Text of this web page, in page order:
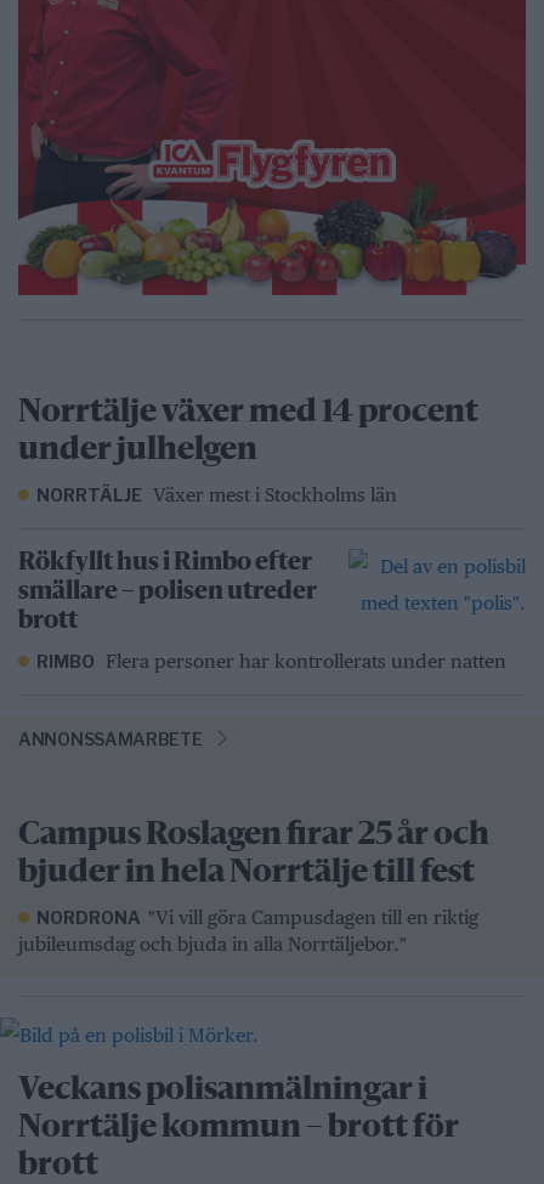
Norrtälje växer med 14 procent
under julhelgen
NORRTÄLJE Växer mest i Stockholms län
Rökfyllt hus i Rimbo efter
smällare – polisen utreder
brott
RIMBO Flera personer har kontrollerats under natten
ANNONSSAMARBETE
Campus Roslagen firar 25 år och
bjuder in hela Norrtälje till fest
NORDRONA "Vi vill göra Campusdagen till en riktig
jubileumsdag och bjuda in alla Norrtäljebor."
Veckans polisanmälningar i
Norrtälje kommun – brott för
brott